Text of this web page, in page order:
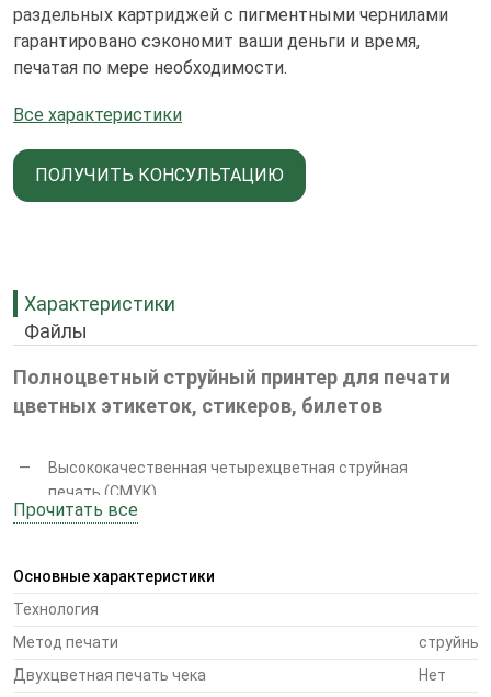
раздельных картриджей с пигментными чернилами
гарантировано сэкономит ваши деньги и время,
печатая по мере необходимости.
Все характеристики
ПОЛУЧИТЬ КОНСУЛЬТАЦИЮ
Характеристики
Файлы
Полноцветный струйный принтер для печати
цветных этикеток, стикеров, билетов
Высококачественная четырехцветная струйная
печать (CMYK)
Раздельные картриджи для эффективного
Прочитать все
Основные характеристики
Технология
Метод печати
струйный
Двухцветная печать чека
Нет